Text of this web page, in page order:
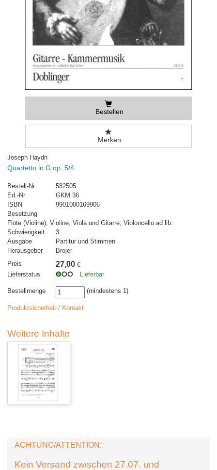
Bestellen
Merken
Joseph Haydn
Quartetto in G op. 5/4
Bestell-Nr
582505
Ed.-Nr
GKM 36
ISBN
9901000169906
Besetzung
Flöte (Violine), Violine, Viola und Gitarre; Violoncello ad lib.
Schwierigkeit
3
Ausgabe
Partitur und Stimmen
Herausgeber
Brojer
Preis
27,00 €
Lieferstatus
Lieferbar
Bestellmenge (mindestens 1)
Produktsicherheit / Kontakt
Weitere Inhalte
ACHTUNG/ATTENTION:
Kein Versand zwischen 27.07. und